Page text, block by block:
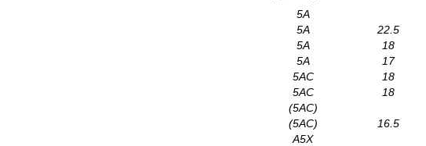
5A
22.5
5A
18
5A
17
5A
18
5AC
18
5AC
(5AC)
16.5
(5AC)
A5X